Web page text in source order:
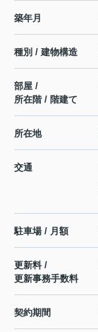
築年月
種別 / 建物構造
部屋 /
所在階 / 階建て
所在地
交通
駐車場 / 月額
更新料 /
更新事務手数料
契約期間